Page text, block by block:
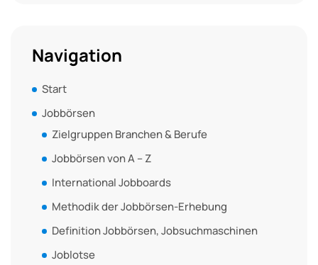
Navigation
Start
Jobbörsen
Zielgruppen Branchen & Berufe
Jobbörsen von A – Z
International Jobboards
Methodik der Jobbörsen-Erhebung
Definition Jobbörsen, Jobsuchmaschinen
Joblotse